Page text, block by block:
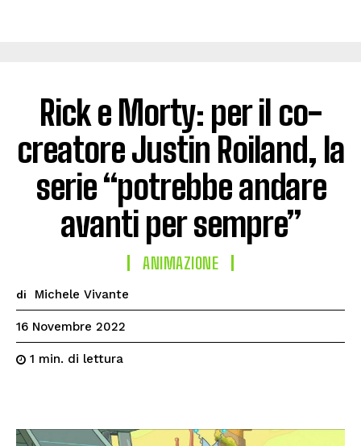
Rick e Morty: per il co-
creatore Justin Roiland, la
serie “potrebbe andare
avanti per sempre”
ANIMAZIONE
di Michele Vivante
16 Novembre 2022
1 min. di lettura